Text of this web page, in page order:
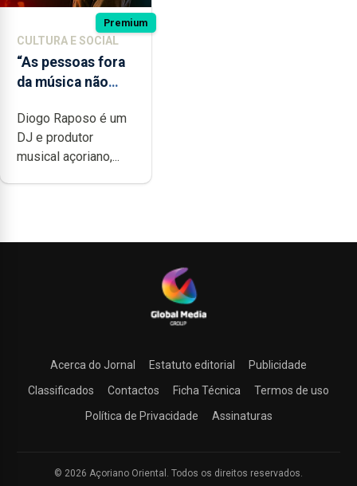
Premium
CULTURA E SOCIAL
“As pessoas fora
da música não
quão difícil é
produzir uma
música”
Diogo Raposo é um
DJ e produtor
musical açoriano,...
Acerca do Jornal Estatuto editorial
Publicidade
Classificados
Contactos Ficha Técnica
Termos de uso
Política de Privacidade
Assinaturas
© 2026 Açoriano Oriental. Todos os direitos reservados.